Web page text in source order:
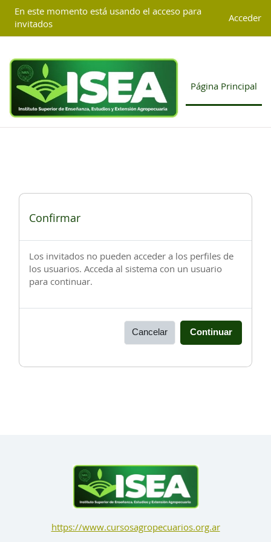
Salta al contenido principal
G-4TGCD85KJP
En este momento está usando el acceso para
invitados
Acceder
Página Principal
Confirmar
Los invitados no pueden acceder a los perfiles de
los usuarios. Acceda al sistema con un usuario
para continuar.
Cancelar Continuar
https://www.cursosagropecuarios.org.ar